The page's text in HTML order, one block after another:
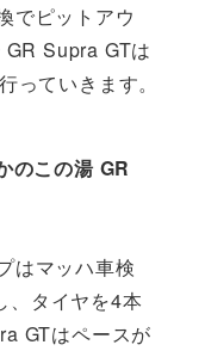
でピットアウ
GR Supra GTは
っていきます。
のこの湯 GR
はマッハ車検
、タイヤを4本
GTはペースが